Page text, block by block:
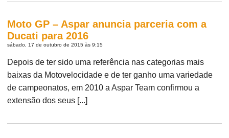
Moto GP – Aspar anuncia parceria com a
Ducati para 2016
sábado, 17 de outubro de 2015 às 9:15
Depois de ter sido uma referência nas categorias mais
baixas da Motovelocidade e de ter ganho uma variedade
de campeonatos, em 2010 a Aspar Team confirmou a
extensão dos seus [...]